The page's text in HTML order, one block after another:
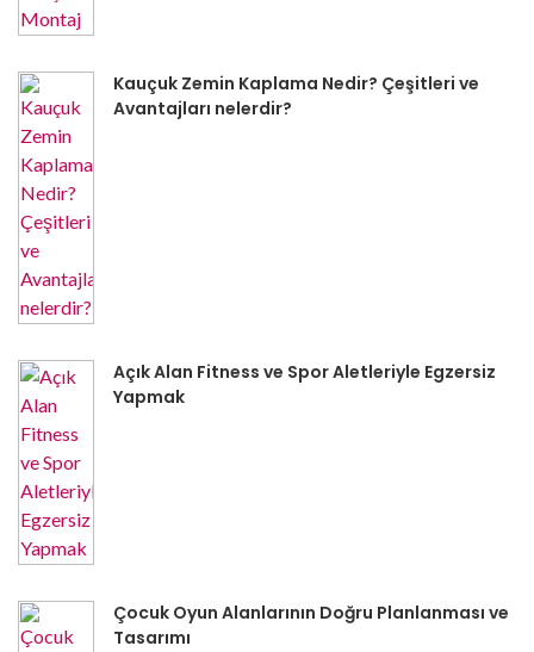
Kauçuk Zemin Kaplama Nedir? Çeşitleri ve
Avantajları nelerdir?
Açık Alan Fitness ve Spor Aletleriyle Egzersiz
Yapmak
Çocuk Oyun Alanlarının Doğru Planlanması ve
Tasarımı